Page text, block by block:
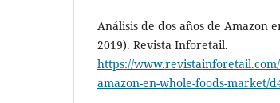
Análisis de dos años de Amazon
2019). Revista Inforetail.
https://
amazon-en-whole-foods-market/